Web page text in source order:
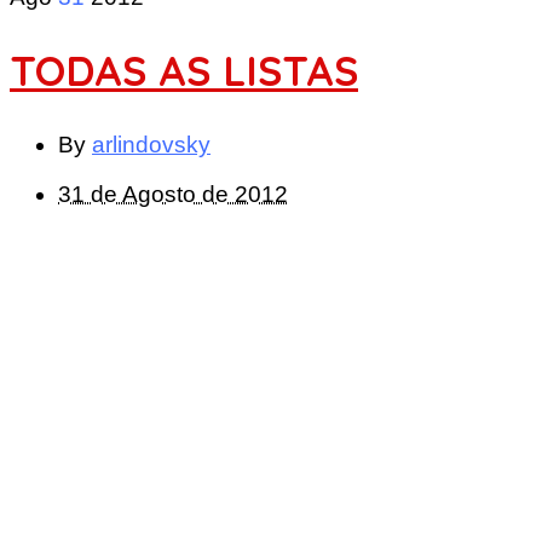
TODAS AS LISTAS
By arlindovsky
31 de Agosto de 2012